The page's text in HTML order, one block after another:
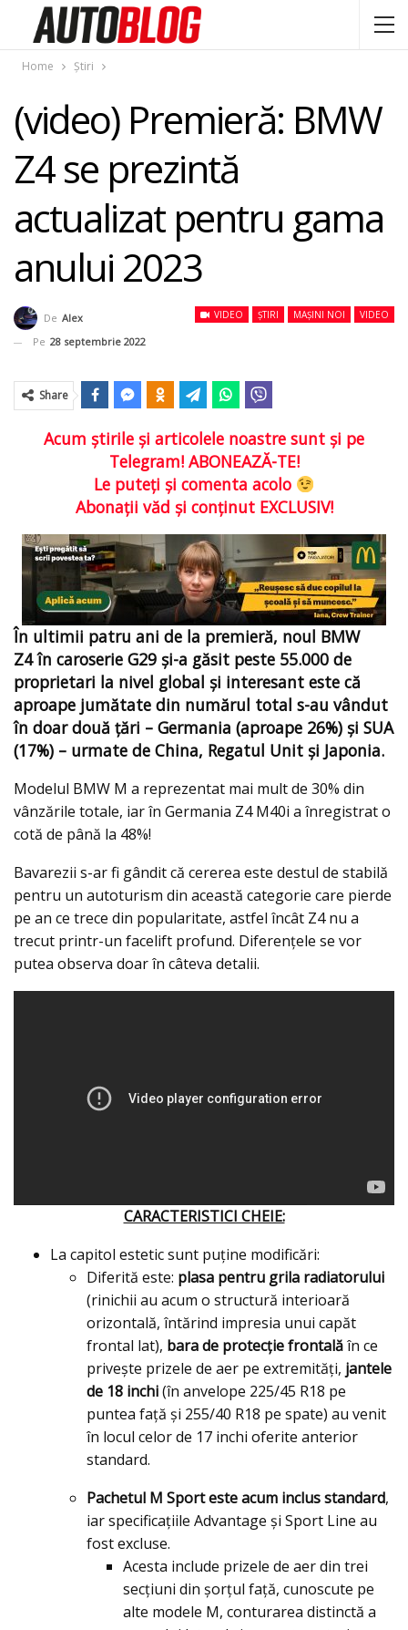
Home Știri
(video) Premieră: BMW
Z4 se prezintă
actualizat pentru gama
anului 2023
VIDEO ȘTIRI MAȘINI NOI VIDEO
De Alex
Pe 28 septembrie 2022
Share
Acum ştirile şi articolele noastre sunt şi pe
Telegram! ABONEAZĂ-TE!
Le puteţi şi comenta acolo
Abonaţii văd şi conţinut EXCLUSIV!
În ultimii patru ani de la premieră, noul BMW
Z4 în caroserie G29 şi-a găsit peste 55.000 de
proprietari la nivel global şi interesant este că
aproape jumătate din numărul total s-au vândut
în doar două ţări – Germania (aproape 26%) şi SUA
(17%) – urmate de China, Regatul Unit şi Japonia.
Modelul BMW M a reprezentat mai mult de 30% din
vânzările totale, iar în Germania Z4 M40i a înregistrat o
cotă de până la 48%!
Bavarezii s-ar fi gândit că cererea este destul de stabilă
pentru un autoturism din această categorie care pierde
pe an ce trece din popularitate, astfel încât Z4 nu a
trecut printr-un facelift profund. Diferențele se vor
putea observa doar în câteva detalii.
CARACTERISTICI CHEIE:
La capitol estetic sunt puține modificări:
Diferită este: plasa pentru grila radiatorului
(rinichii au acum o structură interioară
orizontală, întărind impresia unui capăt
frontal lat), bara de protecţie frontalăîn ce
priveşte prizele de aer pe extremități, jantele
de 18 inchi(în anvelope 225/45 R18 pe
puntea față și 255/40 R18 pe spate) au venit
în locul celor de 17 inchi oferite anterior
standard.
Pachetul M Sport este acum inclus standard,
iar specificaţiile Advantage și Sport Line au
fost excluse.
Acesta include prizele de aer din trei
secțiuni din șorțul față, cunoscute pe
alte modele M, conturarea distinctă a